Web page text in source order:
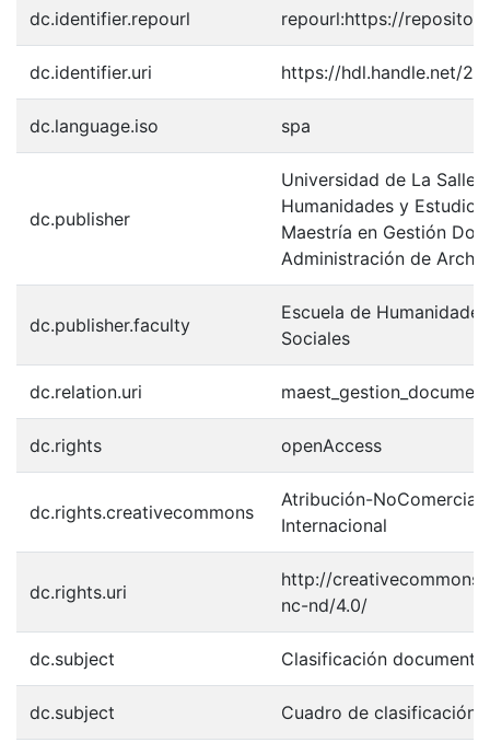
dc.identifier.repourl repourl:https://
dc.identifier.uri https://hdl.handle.net/
dc.language.iso spa
dc.publisher
Universidad de La Salle.
Humanidades y
Maestría en Gestión
Administración de
dc.publisher.faculty
Escuela de
Sociales
dc.relation.uri
dc.rights openAccess
dc.rights.creativecommons
Atribución-
Internacional
dc.rights.uri
http://
nc-nd/4.0/
dc.subject Clasificación documental
dc.subject Cuadro de clasificación